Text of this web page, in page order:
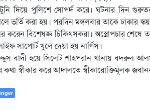
দিয়ে পুলিশে সোপর্দ করে। ঘটনার দিন
ভর্তি করা হয়। পরদিন মঙ্গলবার তাকে ঢাকার
করেন বিশেষজ্ঞ চিকিৎসকরা। অস্ত্রোপচার
সাপোর্ট খুলে দেয়া হয় নার্গিস।
বাদী হয়ে সিলেট শাহপরান থানায় বদরুল
স্বীকার করে আদালতে স্বীকারোক্তিমূলক